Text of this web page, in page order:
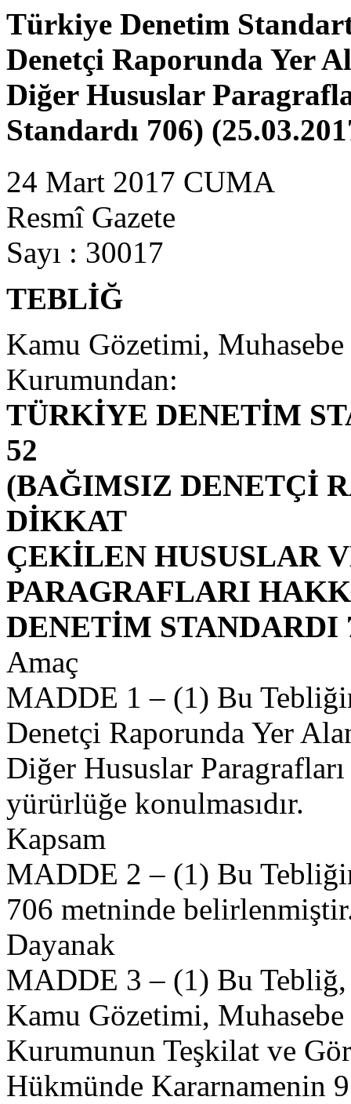
Türkiye Denetim
Denetçi Raporunda Yer
Diğer Hususlar
Standardı 706)
24 Mart 2017 CUMA
Resmî Gazete
Sayı : 30017
TEBLİĞ
Kamu Gözetimi,
Kurumundan:
TÜRKİYE DENETİM
52
(BAĞIMSIZ DENETÇİ
DİKKAT
ÇEKİLEN HUSUSLAR
PARAGRAFLARI
DENETİM STANDARDI
Amaç
MADDE 1 – (1) Bu
Denetçi Raporunda Yer
Diğer Hususlar
yürürlüğe konulmasıdır.
Kapsam
MADDE 2 – (1) Bu
706 metninde
Dayanak
MADDE 3 – (1) Bu Tebliğ,
Kamu Gözetimi,
Kurumunun Teşkilat ve
Hükmünde Kararnamenin